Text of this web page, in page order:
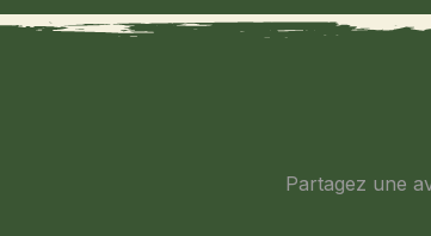
Partagez une